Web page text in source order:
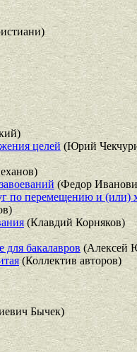
целей (Юрий
(Федор
по перемещению и
(Клавдий Корняков)
бакалавров (Алексей
(Коллектив авторов)
Бычек)